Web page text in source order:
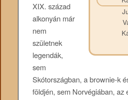
XIX. század
alkonyán már
nem
születnek
legendák,
sem
Skótországban, a brownie-k
földjén, sem Norvégiában, az